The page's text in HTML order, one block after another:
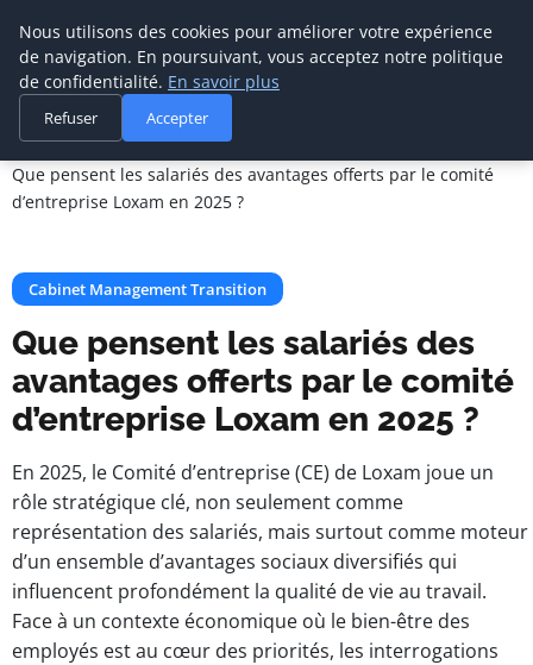
Cabinet De
Management De
Transition
Accueil
Cabinet Management Transition
Que pensent les salariés des avantages offerts par le comité
d’entreprise Loxam en 2025 ?
Cabinet Management Transition
Que pensent les salariés des
avantages offerts par le comité
d’entreprise Loxam en 2025 ?
En 2025, le Comité d’entreprise (CE) de Loxam joue un
rôle stratégique clé, non seulement comme
représentation des salariés, mais surtout comme moteur
d’un ensemble d’avantages sociaux diversifiés qui
influencent profondément la qualité de vie au travail.
Face à un contexte économique où le bien-être des
employés est au cœur des priorités, les interrogations
Nous utilisons des cookies pour améliorer votre expérience
de navigation. En poursuivant, vous acceptez notre politique
de confidentialité. En savoir plus
Refuser Accepter